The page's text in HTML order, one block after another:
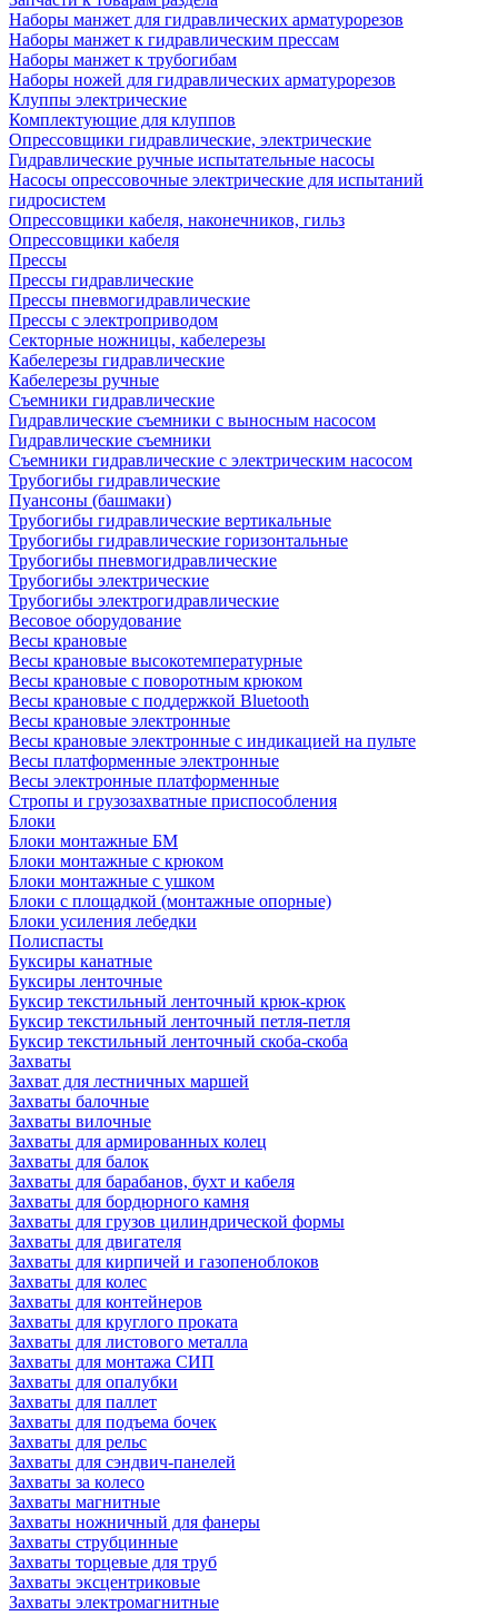
Наборы манжет для гидравлических арматурорезов
Наборы манжет к гидравлическим прессам
Наборы манжет к трубогибам
Наборы ножей для гидравлических арматурорезов
Клуппы электрические
Комплектующие для клуппов
Опрессовщики гидравлические, электрические
Гидравлические ручные испытательные насосы
Насосы опрессовочные электрические для испытаний
гидросистем
Опрессовщики кабеля, наконечников, гильз
Опрессовщики кабеля
Прессы
Прессы гидравлические
Прессы пневмогидравлические
Прессы с электроприводом
Секторные ножницы, кабелерезы
Кабелерезы гидравлические
Кабелерезы ручные
Съемники гидравлические
Гидравлические cъемники с выносным насосом
Гидравлические съемники
Съемники гидравлические с электрическим насосом
Трубогибы гидравлические
Пуансоны (башмаки)
Трубогибы гидравлические вертикальные
Трубогибы гидравлические горизонтальные
Трубогибы пневмогидравлические
Трубогибы электрические
Трубогибы электрогидравлические
Весовое оборудование
Весы крановые
Весы крановые высокотемпературные
Весы крановые с поворотным крюком
Весы крановые с поддержкой Bluetooth
Весы крановые электронные
Весы крановые электронные с индикацией на пульте
Весы платформенные электронные
Весы электронные платформенные
Стропы и грузозахватные приспособления
Блоки
Блоки монтажные БМ
Блоки монтажные с крюком
Блоки монтажные с ушком
Блоки с площадкой (монтажные опорные)
Блоки усиления лебедки
Полиспасты
Буксиры канатные
Буксиры ленточные
Буксир текстильный ленточный крюк-крюк
Буксир текстильный ленточный петля-петля
Буксир текстильный ленточный скоба-скоба
Захваты
Захват для лестничных маршей
Захваты балочные
Захваты вилочные
Захваты для армированных колец
Захваты для балок
Захваты для барабанов, бухт и кабеля
Захваты для бордюрного камня
Захваты для грузов цилиндрической формы
Захваты для двигателя
Захваты для кирпичей и газопеноблоков
Захваты для колес
Захваты для контейнеров
Захваты для круглого проката
Захваты для листового металла
Захваты для монтажа СИП
Захваты для опалубки
Захваты для паллет
Захваты для подъема бочек
Захваты для рельс
Захваты для сэндвич-панелей
Захваты за колесо
Захваты магнитные
Захваты ножничный для фанеры
Захваты струбцинные
Захваты торцевые для труб
Захваты эксцентриковые
Захваты электромагнитные